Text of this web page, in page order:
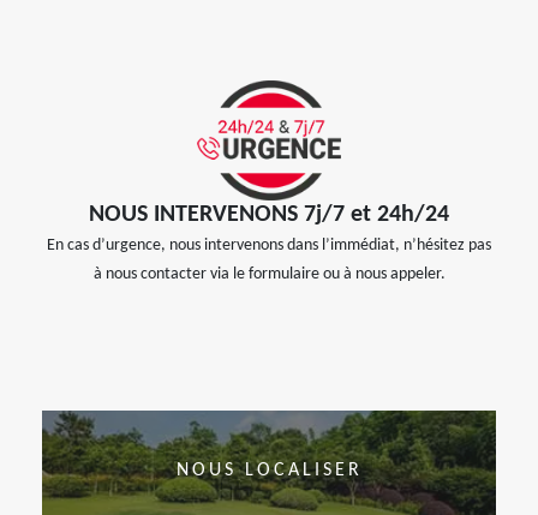
NOUS INTERVENONS 7j/7 et 24h/24
En cas d’urgence, nous intervenons dans l’immédiat, n’hésitez pas
à nous contacter via le formulaire ou à nous appeler.
NOUS LOCALISER